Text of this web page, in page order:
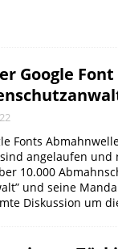
Google
Fonts
angelaufen und
10.000
und seine
Diskussion um